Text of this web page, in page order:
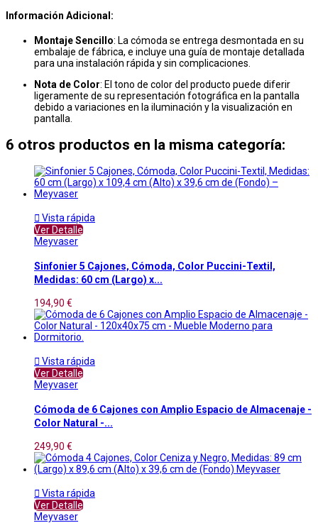
Información Adicional:
Montaje Sencillo: La cómoda se entrega desmontada en su
embalaje de fábrica, e incluye una guía de montaje detallada
para una instalación rápida y sin complicaciones.
Nota de Color: El tono de color del producto puede diferir
ligeramente de su representación fotográfica en la pantalla
debido a variaciones en la iluminación y la visualización en
pantalla.
6 otros productos en la misma categoría:
 Vista rápida
Ver Detalle
Meyvaser
Sinfonier 5 Cajones, Cómoda, Color Puccini-Textil,
Medidas: 60 cm (Largo) x...
194,90 €
 Vista rápida
Ver Detalle
Meyvaser
Cómoda de 6 Cajones con Amplio Espacio de Almacenaje -
Color Natural -...
249,90 €
 Vista rápida
Ver Detalle
Meyvaser